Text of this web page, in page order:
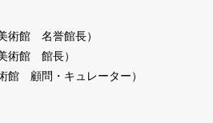
術館 名誉館長）
術館 館長）
館 顧問・キュレーター）